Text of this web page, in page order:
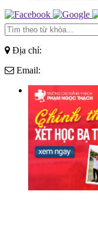
Địa chỉ:
Email: